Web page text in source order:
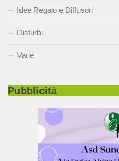
Idee Regalo e Diffusori
Disturbi
Varie
Pubblicità